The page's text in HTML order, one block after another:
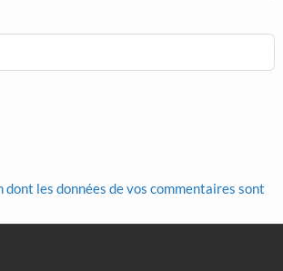
dont les données de vos commentaires sont